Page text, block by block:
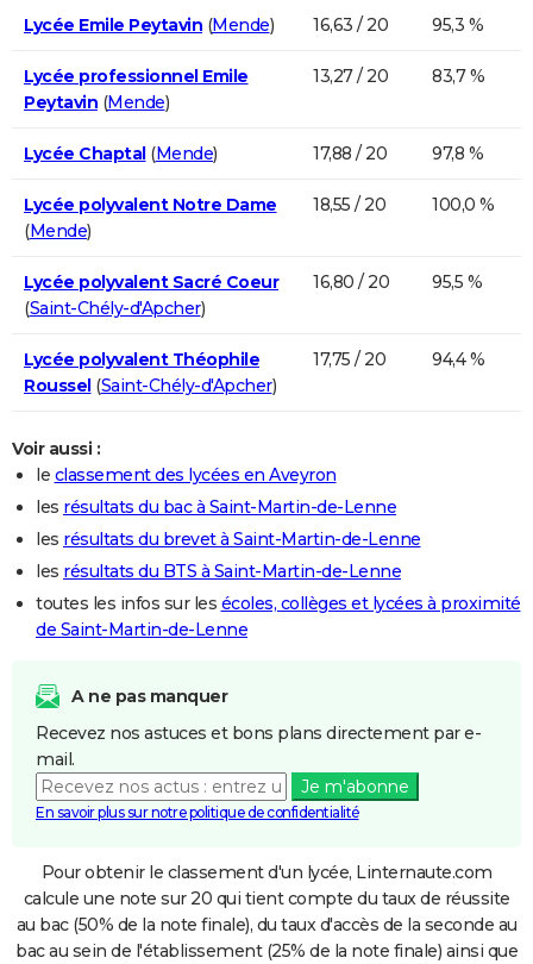
Lycée Emile Peytavin (Mende) 16,63 / 20 95,3 %
Lycée professionnel Emile
Peytavin (Mende)
13,27 / 20 83,7 %
Lycée Chaptal(Mende) 17,88 / 20 97,8 %
Lycée polyvalent Notre Dame
(Mende)
18,55 / 20 100,0 %
Lycée polyvalent Sacré Coeur
(Saint-Chély-d'Apcher)
16,80 / 20 95,5 %
Lycée polyvalent Théophile
Roussel(Saint-Chély-d'Apcher)
17,75 / 20 94,4 %
Voir aussi :
le classement des lycées en Aveyron
les résultats du bac à Saint-Martin-de-Lenne
les résultats du brevet à Saint-Martin-de-Lenne
les résultats du BTS à Saint-Martin-de-Lenne
toutes les infos sur les écoles, collèges et lycées à proximité
de Saint-Martin-de-Lenne
A ne pas manquer
Recevez nos astuces et bons plans directement par e-
mail.
Je m'abonne
En savoir plus sur notre politique de confidentialité
Pour obtenir le classement d'un lycée, Linternaute.com
calcule une note sur 20 qui tient compte du taux de réussite
au bac (50% de la note finale), du taux d'accès de la seconde au
bac au sein de l'établissement (25% de la note finale) ainsi que